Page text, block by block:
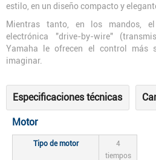
estilo, en un diseño compacto y
Mientras tanto, en los mandos,
electrónica "drive-by-wire"
Yamaha le ofrecen el control más
imaginar.
Especificaciones técnicas
Motor
Tipo de motor
4
tiempos